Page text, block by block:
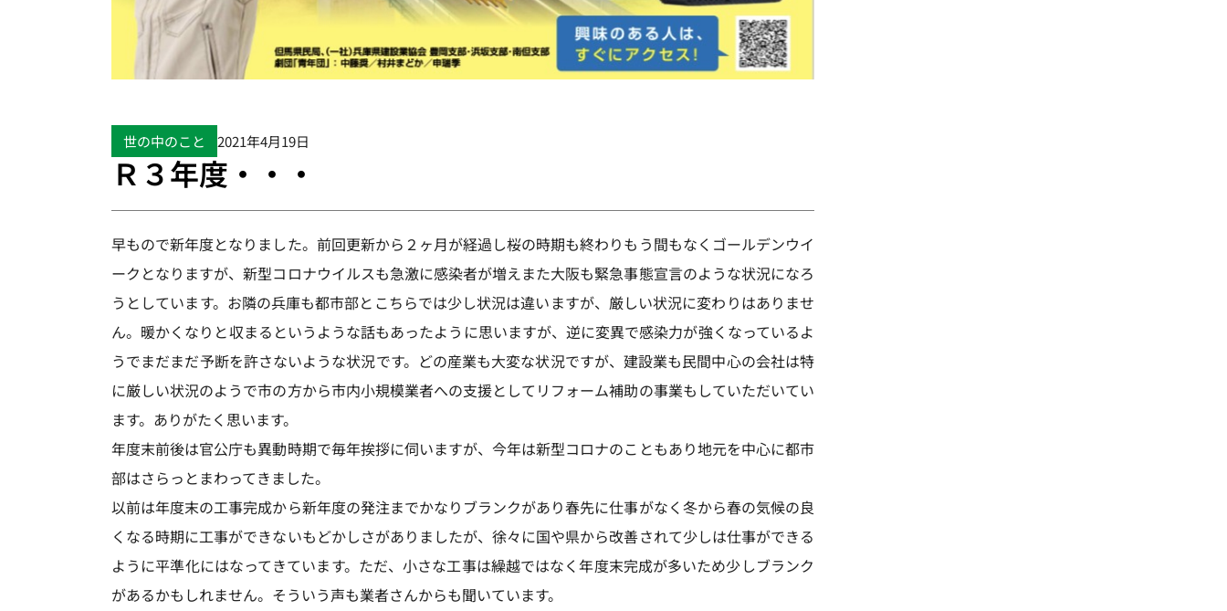
世の中のこと 2021年4月19日
Ｒ３年度・・・
早もので新年度となりました。前回更新から２ヶ月が経過し桜の時期も終わりもう間もなくゴールデンウイ
ークとなりますが、新型コロナウイルスも急激に感染者が増えまた大阪も緊急事態宣言のような状況になろ
うとしています。お隣の兵庫も都市部とこちらでは少し状況は違いますが、厳しい状況に変わりはありませ
ん。暖かくなりと収まるというような話もあったように思いますが、逆に変異で感染力が強くなっているよ
うでまだまだ予断を許さないような状況です。どの産業も大変な状況ですが、建設業も民間中心の会社は特
に厳しい状況のようで市の方から市内小規模業者への支援としてリフォーム補助の事業もしていただいてい
ます。ありがたく思います。
年度末前後は官公庁も異動時期で毎年挨拶に伺いますが、今年は新型コロナのこともあり地元を中心に都市
部はさらっとまわってきました。
以前は年度末の工事完成から新年度の発注までかなりブランクがあり春先に仕事がなく冬から春の気候の良
くなる時期に工事ができないもどかしさがありましたが、徐々に国や県から改善されて少しは仕事ができる
ように平準化にはなってきています。ただ、小さな工事は繰越ではなく年度末完成が多いため少しブランク
があるかもしれません。そういう声も業者さんからも聞いています。